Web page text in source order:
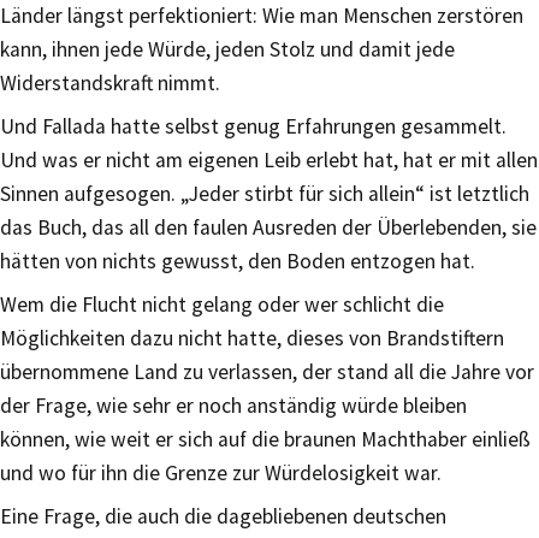
Länder längst perfektioniert: Wie man Menschen zerstören
kann, ihnen jede Würde, jeden Stolz und damit jede
Widerstandskraft nimmt.
Und Fallada hatte selbst genug Erfahrungen gesammelt.
Und was er nicht am eigenen Leib erlebt hat, hat er mit allen
Sinnen aufgesogen. „Jeder stirbt für sich allein“ ist letztlich
das Buch, das all den faulen Ausreden der Überlebenden, sie
hätten von nichts gewusst, den Boden entzogen hat.
Wem die Flucht nicht gelang oder wer schlicht die
Möglichkeiten dazu nicht hatte, dieses von Brandstiftern
übernommene Land zu verlassen, der stand all die Jahre vor
der Frage, wie sehr er noch anständig würde bleiben
können, wie weit er sich auf die braunen Machthaber einließ
und wo für ihn die Grenze zur Würdelosigkeit war.
Eine Frage, die auch die dagebliebenen deutschen